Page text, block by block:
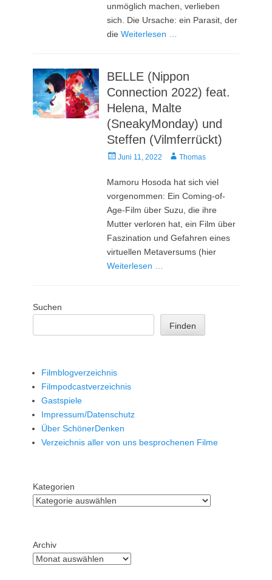
unmöglich machen, verlieben
sich. Die Ursache: ein Parasit, der
dieWeiterlesen …
BELLE (Nippon
Connection 2022) feat.
Helena, Malte
(SneakyMonday) und
Steffen (Vilmferrückt)
Veröffentlicht
Juni 11, 2022 AutorThomas
Mamoru Hosoda hat sich viel
vorgenommen: Ein Coming-of-
Age-Film über Suzu, die ihre
Mutter verloren hat, ein Film über
Faszination und Gefahren eines
virtuellen Metaversums (hier
Weiterlesen …
Suchen
Finden
Filmblogverzeichnis
Filmpodcastverzeichnis
Gastspiele
Impressum/Datenschutz
Über SchönerDenken
Verzeichnis aller von uns besprochenen Filme
Kategorien
Archiv